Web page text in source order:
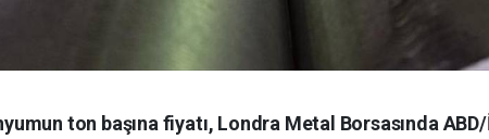
ton başına fiyatı, Londra Metal Borsasında